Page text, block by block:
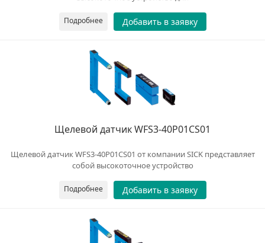
Подробнее Добавить в заявку
Щелевой датчик WFS3-40P01CS01
Щелевой датчик WFS3-40P01CS01 от компании SICK представляет
собой высокоточное устройство
Подробнее Добавить в заявку